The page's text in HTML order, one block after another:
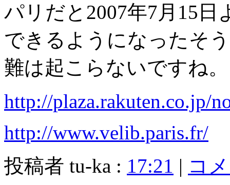
パリだと2007年7月15
できるようになったそ
難は起こらないですね。
http://plaza.rakuten.co.jp/
http://www.velib.paris.fr/
投稿者 tu-ka : 17:21 | コ